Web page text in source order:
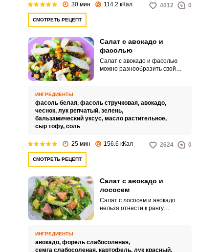
30 мин 114.2 кКал 4012 0
СМОТРЕТЬ РЕЦЕПТ
Салат с авокадо и
фасолью
Салат с авокадо и фасолью
можно разнообразить свой
понадобятся два вида фасоли:
спаржа и консервированная
белая фасоль.
ИНГРЕДИЕНТЫ
фасоль белая, фасоль стручковая, авокадо,
чеснок, лук репчатый, зелень,
бальзамический уксус, масло растительное,
сыр тофу, соль
25 мин 156.6 кКал 2624 0
СМОТРЕТЬ РЕЦЕПТ
Салат с авокадо и
лососем
Салат с лососем и авокадо
нельзя отнести к рангу
сочетаются между собой. Такой
салат послужит сытным
ИНГРЕДИЕНТЫ
авокадо, форель слабосоленая,
семга слабосоленая, картофель, лук красный,